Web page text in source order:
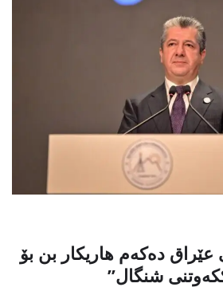
عێراق دەكەم هاریكار بن بۆ
شنگال”